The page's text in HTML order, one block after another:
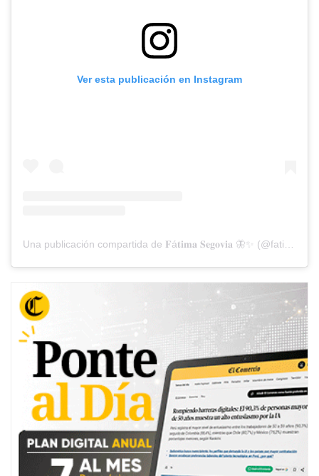
Ver esta publicación en Instagram